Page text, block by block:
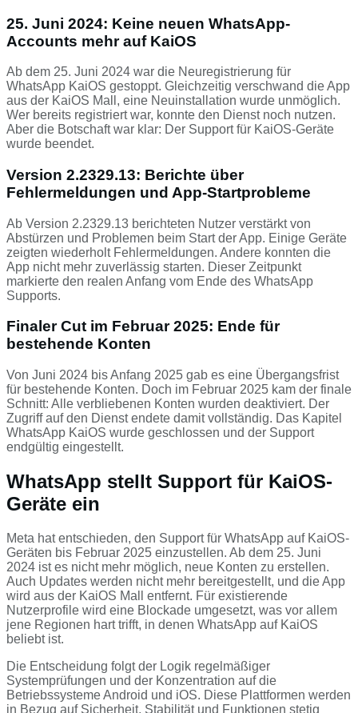
25. Juni 2024: Keine neuen WhatsApp-
Accounts mehr auf KaiOS
Ab dem 25. Juni 2024 war die Neuregistrierung für
WhatsApp KaiOS gestoppt. Gleichzeitig verschwand die App
aus der KaiOS Mall, eine Neuinstallation wurde unmöglich.
Wer bereits registriert war, konnte den Dienst noch nutzen.
Aber die Botschaft war klar: Der Support für KaiOS-Geräte
wurde beendet.
Version 2.2329.13: Berichte über
Fehlermeldungen und App-Startprobleme
Ab Version 2.2329.13 berichteten Nutzer verstärkt von
Abstürzen und Problemen beim Start der App. Einige Geräte
zeigten wiederholt Fehlermeldungen. Andere konnten die
App nicht mehr zuverlässig starten. Dieser Zeitpunkt
markierte den realen Anfang vom Ende des WhatsApp
Supports.
Finaler Cut im Februar 2025: Ende für
bestehende Konten
Von Juni 2024 bis Anfang 2025 gab es eine Übergangsfrist
für bestehende Konten. Doch im Februar 2025 kam der finale
Schnitt: Alle verbliebenen Konten wurden deaktiviert. Der
Zugriff auf den Dienst endete damit vollständig. Das Kapitel
WhatsApp KaiOS wurde geschlossen und der Support
endgültig eingestellt.
WhatsApp stellt Support für KaiOS-
Geräte ein
Meta hat entschieden, den Support für WhatsApp auf KaiOS-
Geräten bis Februar 2025 einzustellen. Ab dem 25. Juni
2024 ist es nicht mehr möglich, neue Konten zu erstellen.
Auch Updates werden nicht mehr bereitgestellt, und die App
wird aus der KaiOS Mall entfernt. Für existierende
Nutzerprofile wird eine Blockade umgesetzt, was vor allem
jene Regionen hart trifft, in denen WhatsApp auf KaiOS
beliebt ist.
Die Entscheidung folgt der Logik regelmäßiger
Systemprüfungen und der Konzentration auf die
Betriebssysteme Android und iOS. Diese Plattformen werden
in Bezug auf Sicherheit, Stabilität und Funktionen stetig